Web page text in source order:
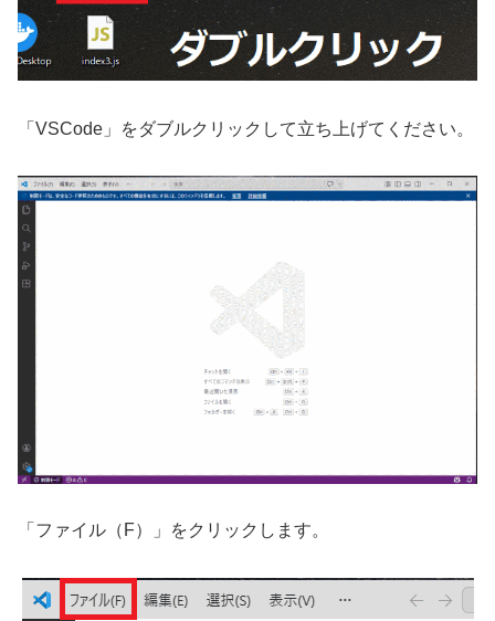
「VSCode」をダブルクリックして立ち上げてください。
「ファイル（F）」をクリックします。